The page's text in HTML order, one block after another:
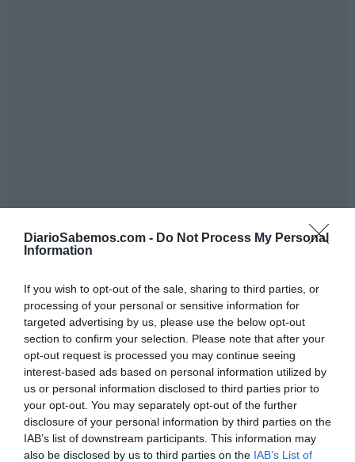
DiarioSabemos.com - Do Not Process My Personal
Information
If you wish to opt-out of the sale, sharing to third parties, or
processing of your personal or sensitive information for
targeted advertising by us, please use the below opt-out
section to confirm your selection. Please note that after your
opt-out request is processed you may continue seeing
interest-based ads based on personal information utilized by
us or personal information disclosed to third parties prior to
your opt-out. You may separately opt-out of the further
disclosure of your personal information by third parties on the
IAB’s list of downstream participants. This information may
also be disclosed by us to third parties on the IAB’s List of
Diversidad de miradas y nuevas voces
Además de lasección internacional,el festival
proyectará 55 producciones adicionalesrepartidas entre
lascategorías Ñ, Miradas y Monarca,cada una con un
enfoque distinto sobre la crisis ambiental y la diversidad
cultural.